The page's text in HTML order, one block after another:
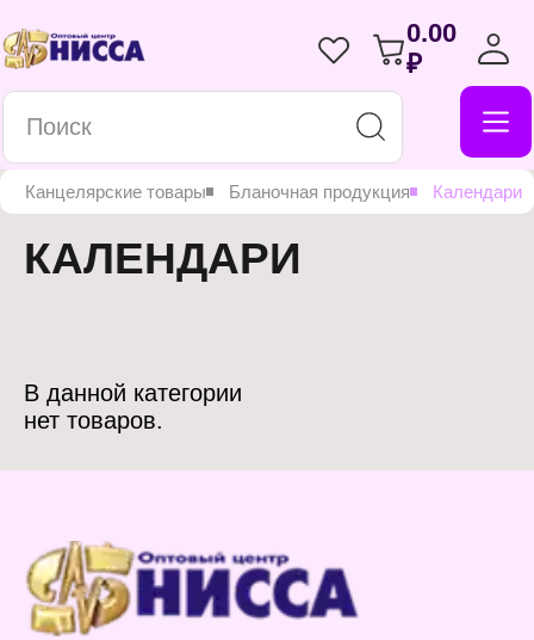
0.00
₽
Канцелярские товары Бланочная продукция Календари
КАЛЕНДАРИ
В данной категории
нет товаров.